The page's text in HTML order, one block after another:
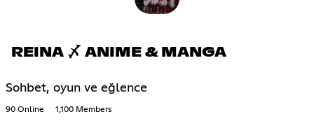
REINA 〆 ANIME & MANGA
Sohbet, oyun ve eğlence
90 Online 1,100 Members